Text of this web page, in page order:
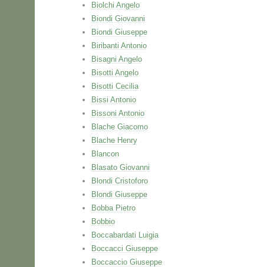
Biolchi Angelo
Biondi Giovanni
Biondi Giuseppe
Biribanti Antonio
Bisagni Angelo
Bisotti Angelo
Bisotti Cecilia
Bissi Antonio
Bissoni Antonio
Blache Giacomo
Blache Henry
Blancon
Blasato Giovanni
Blondi Cristoforo
Blondi Giuseppe
Bobba Pietro
Bobbio
Boccabardati Luigia
Boccacci Giuseppe
Boccaccio Giuseppe